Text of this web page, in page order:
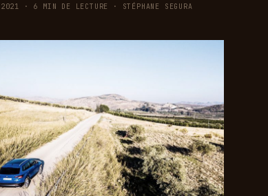
· 6 MIN DE LECTURE · STÉPHANE SEGURA